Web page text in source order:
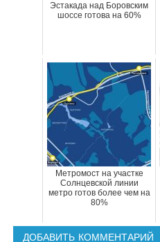
Эстакада над Боровским
шоссе готова на 60%
Метромост на участке
Солнцевской линии
метро готов более чем на
80%
ДОБАВИТЬ КОММЕНТАРИЙ